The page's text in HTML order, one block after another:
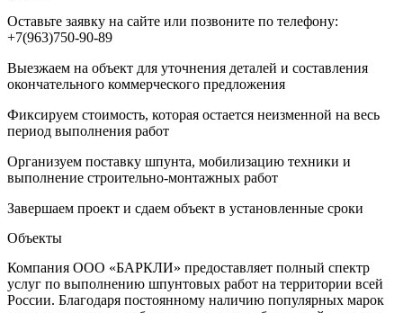
Оставьте заявку на сайте или позвоните по телефону:
+7(963)750-90-89
Выезжаем на объект для уточнения деталей и составления
окончательного коммерческого предложения
Фиксируем стоимость, которая остается неизменной на весь
период выполнения работ
Организуем поставку шпунта, мобилизацию техники и
выполнение строительно-монтажных работ
Завершаем проект и сдаем объект в установленные сроки
Объекты
Компания ООО «БАРКЛИ» предоставляет полный спектр
услуг по выполнению шпунтовых работ на территории всей
России. Благодаря постоянному наличию популярных марок